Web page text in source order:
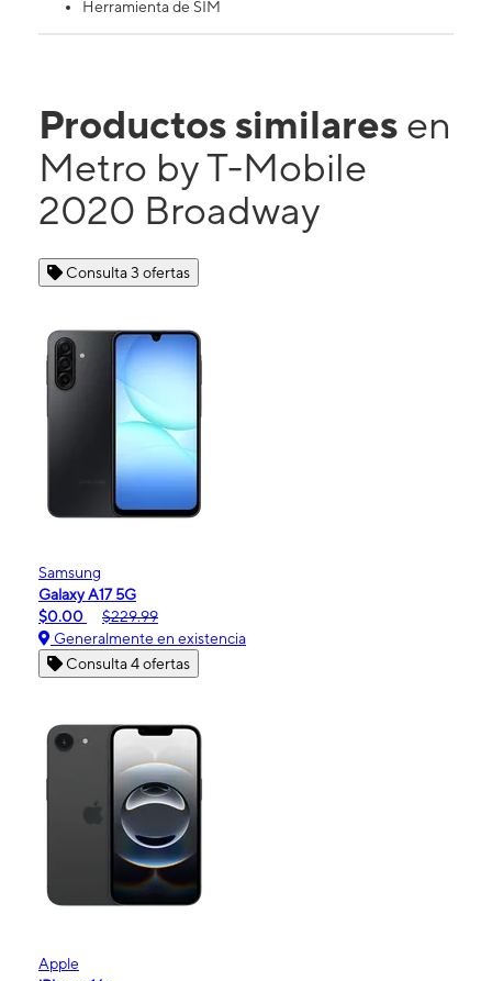
Herramienta de SIM
Productos similares en
Metro by T-Mobile
2020 Broadway
Consulta 3 ofertas
Samsung
Galaxy A17 5G
$0.00
$229.99
Generalmente en existencia
Consulta 4 ofertas
Apple